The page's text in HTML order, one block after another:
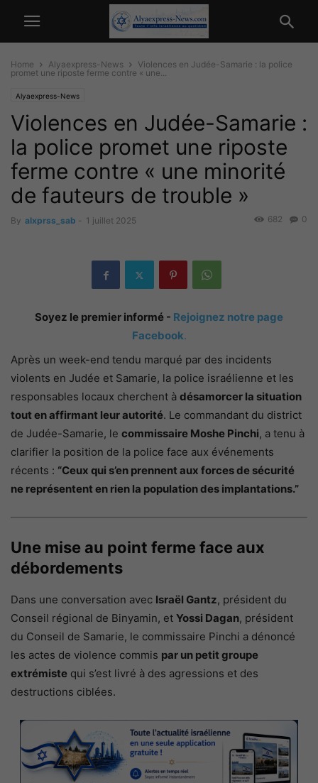
Home Alyaexpress-News
Violences en Judée-Samarie : la police
promet une riposte ferme contre « une...
Alyaexpress-News
Violences en Judée-Samarie :
la police promet une riposte
ferme contre « une minorité
de fauteurs de trouble »
By alxprss_sab - 1 juillet 2025 0
682
Soyez le premier informé - Rejoignez notre page
Facebook.
Après un week-end tendu marqué par des incidents
violents en Judée et Samarie, la police israélienne et les
responsables locaux cherchent à désamorcer la situation
tout en affirmant leur autorité. Le commandant du district
de Judée-Samarie, le commissaire Moshe Pinchi, a tenu à
clarifier la position de la police face aux événements
récents : “Ceux qui s’en prennent aux forces de sécurité
ne représentent en rien la population des implantations.”
Une mise au point ferme face aux
débordements
Dans une conversation avec Israël Gantz, président du
Conseil régional de Binyamin, et Yossi Dagan, président
du Conseil de Samarie, le commissaire Pinchi a dénoncé
les actes de violence commis par un petit groupe
extrémiste qui s’est livré à des agressions et des
destructions ciblées.